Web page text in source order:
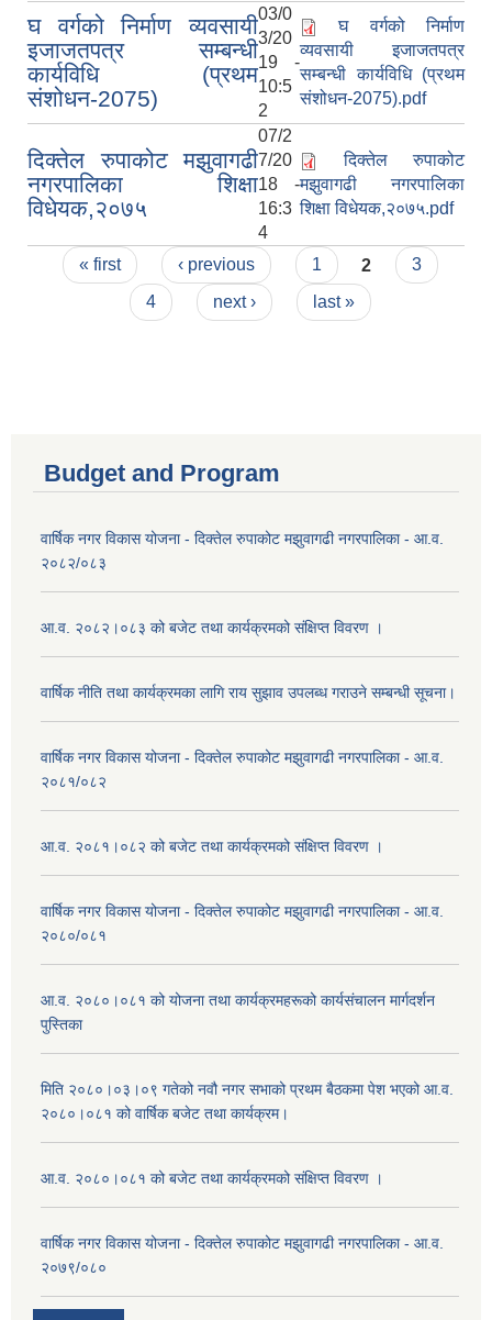
घ वर्गको निर्माण व्यवसायी
इजाजतपत्र सम्बन्धी
कार्यविधि (प्रथम
संशोधन-2075)
03/0
3/20
19 -
10:5
2
घ वर्गको निर्माण
व्यवसायी इजाजतपत्र
सम्बन्धी कार्यविधि (प्रथम
संशोधन-2075).pdf
दिक्तेल रुपाकोट मझुवागढी
नगरपालिका शिक्षा
विधेयक,२०७५
07/2
7/20
18 -
16:3
4
दिक्तेल रुपाकोट
मझुवागढी नगरपालिका
शिक्षा विधेयक,२०७५.pdf
Pages
« first ‹ previous 1 2
3
4
next › last »
Budget and Program
वार्षिक नगर विकास योजना - दिक्तेल रुपाकोट मझुवागढी नगरपालिका - आ.व.
२०८२/०८३
आ.व. २०८२।०८३ को बजेट तथा कार्यक्रमको संक्षिप्त विवरण ।
वार्षिक नीति तथा कार्यक्रमका लागि राय सुझाव उपलब्ध गराउने सम्बन्धी सूचना।
वार्षिक नगर विकास योजना - दिक्तेल रुपाकोट मझुवागढी नगरपालिका - आ.व.
२०८१/०८२
आ.व. २०८१।०८२ को बजेट तथा कार्यक्रमको संक्षिप्त विवरण ।
वार्षिक नगर विकास योजना - दिक्तेल रुपाकोट मझुवागढी नगरपालिका - आ.व.
२०८०/०८१
आ.व. २०८०।०८१ को योजना तथा कार्यक्रमहरूको कार्यसंचालन मार्गदर्शन
पुस्तिका
मिति २०८०।०३।०९ गतेको नवौ नगर सभाको प्रथम बैठकमा पेश भएको आ.व.
२०८०।०८१ को वार्षिक बजेट तथा कार्यक्रम।
आ.व. २०८०।०८१ को बजेट तथा कार्यक्रमको संक्षिप्त विवरण ।
वार्षिक नगर विकास योजना - दिक्तेल रुपाकोट मझुवागढी नगरपालिका - आ.व.
२०७९/०८०